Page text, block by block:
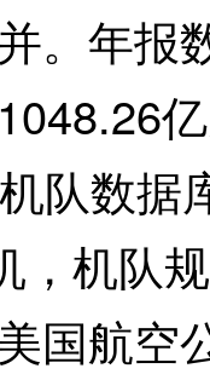
。年报
队数据
，机队
国航空